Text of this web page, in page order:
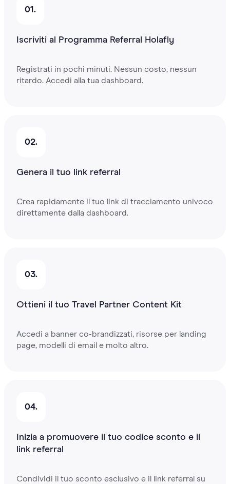
01.
Iscriviti al Programma Referral Holafly
Registrati in pochi minuti. Nessun costo, nessun
ritardo. Accedi alla tua dashboard.
02.
Genera il tuo link referral
Crea rapidamente il tuo link di tracciamento univoco
direttamente dalla dashboard.
03.
Ottieni il tuo Travel Partner Content Kit
Accedi a banner co-brandizzati, risorse per landing
page, modelli di email e molto altro.
04.
Inizia a promuovere il tuo codice sconto e il
link referral
Condividi il tuo sconto esclusivo e il link referral su